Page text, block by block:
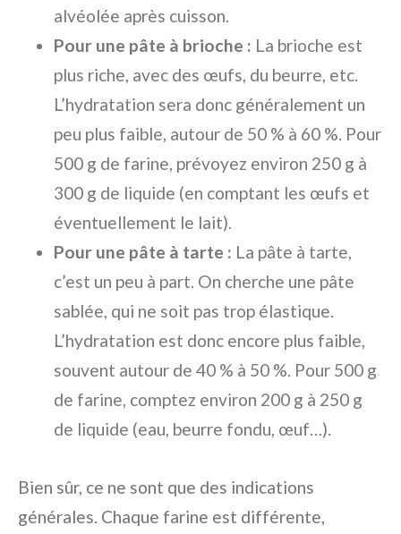
alvéolée après cuisson.
Pour une pâte à brioche : La brioche est
plus riche, avec des œufs, du beurre, etc.
L’hydratation sera donc généralement un
peu plus faible, autour de 50 % à 60 %. Pour
500 g de farine, prévoyez environ 250 g à
300 g de liquide (en comptant les œufs et
éventuellement le lait).
Pour une pâte à tarte : La pâte à tarte,
c’est un peu à part. On cherche une pâte
sablée, qui ne soit pas trop élastique.
L’hydratation est donc encore plus faible,
souvent autour de 40 % à 50 %. Pour 500 g
de farine, comptez environ 200 g à 250 g
de liquide (eau, beurre fondu, œuf…).
Bien sûr, ce ne sont que des indications
générales. Chaque farine est différente,